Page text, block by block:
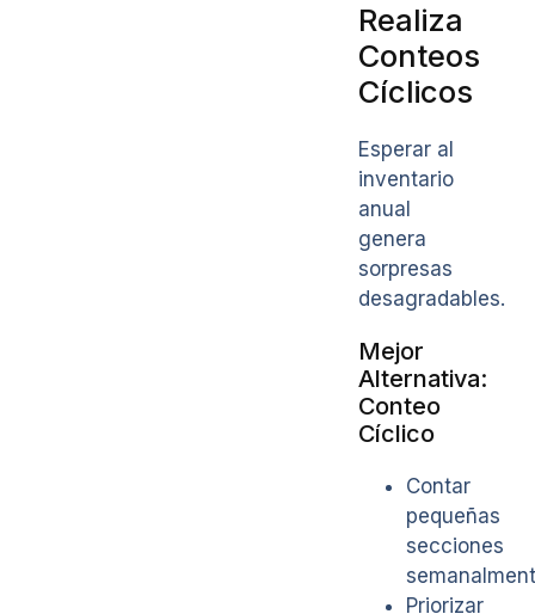
Realiza
Conteos
Cíclicos
Esperar al
inventario
anual
genera
sorpresas
desagradables.
Mejor
Alternativa:
Conteo
Cíclico
Contar
pequeñas
secciones
Priorizar